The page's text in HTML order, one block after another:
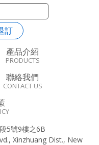
產品介紹
PRODUCTS
聯絡我們
CONTACT US
5號9樓之6B
Xinzhuang Dist., New
訂